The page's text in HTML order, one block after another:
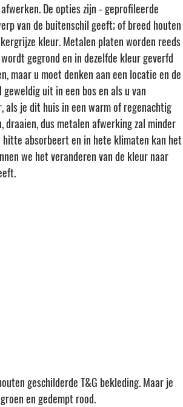
De opties zijn - geprofileerde
van de buitenschil geeft; of breed houten
kleur. Metalen platen worden reeds
gegrond en in dezelfde kleur geverfd
maar u moet denken aan een locatie en de
uit in een bos en als u van
als je dit huis in een warm of regenachtig
dus metalen afwerking zal minder
absorbeert en in hete klimaten kan het
we het veranderen van de kleur naar
geschilderde T&G bekleding. Maar je
en gedempt rood.